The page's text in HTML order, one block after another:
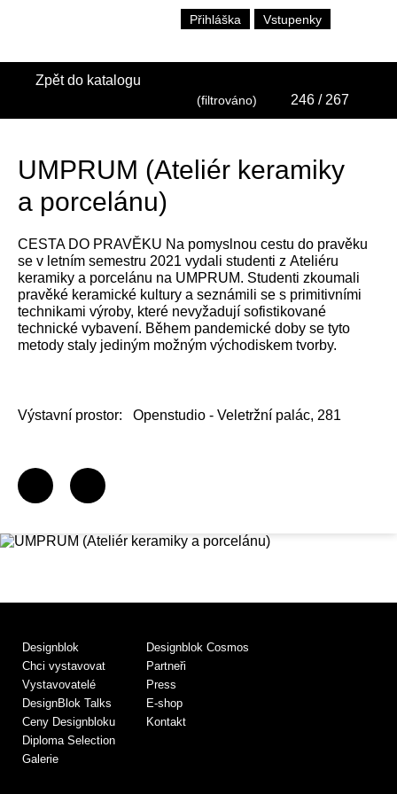
Přihláška Vstupenky
Zpět do katalogu
(filtrováno) 246 / 267
UMPRUM (Ateliér keramiky
a porcelánu)
CESTA DO PRAVĚKU Na pomyslnou cestu do pravěku
se v letním semestru 2021 vydali studenti z Ateliéru
keramiky a porcelánu na UMPRUM. Studenti zkoumali
pravěké keramické kultury a seznámili se s primitivními
technikami výroby, které nevyžadují sofistikované
technické vybavení. Během pandemické doby se tyto
metody staly jediným možným východiskem tvorby.
Výstavní prostor: Openstudio - Veletržní palác, 281
Designblok
Chci vystavovat
Vystavovatelé
DesignBlok Talks
Ceny Designbloku
Diploma Selection
Galerie
Designblok Cosmos
Partneři
Press
E-shop
Kontakt